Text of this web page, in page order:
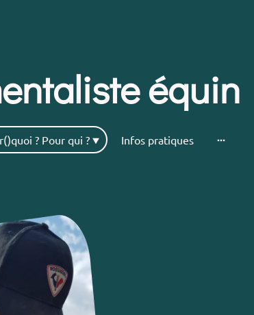
équin
? Pour qui ? Infos pratiques